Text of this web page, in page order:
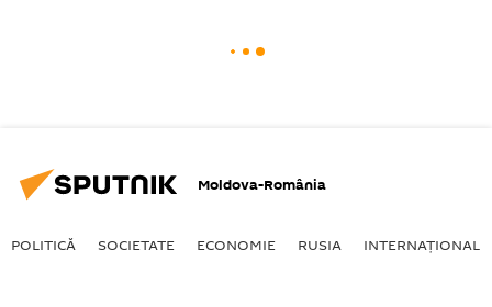
Moldova-România
POLITICĂ SOCIETATE ECONOMIE RUSIA INTERNAŢIONAL